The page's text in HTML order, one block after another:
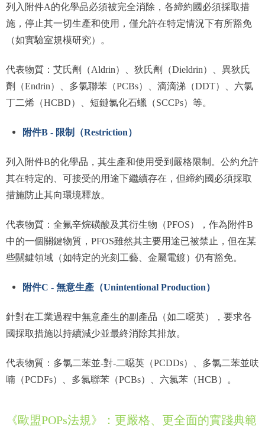
列入附件A的化學品必須被完全消除，各締約國必須採取措
施，停止其一切生產和使用，僅允許在特定情況下有所豁免
（如實驗室規模研究）。
代表物質：艾氏劑（Aldrin）、狄氏劑（Dieldrin）、異狄氏
劑（Endrin）、多氯聯苯（PCBs）、滴滴涕（DDT）、六氯
丁二烯（HCBD）、短鏈氯化石蠟（SCCPs）等。
附件B - 限制（Restriction）
列入附件B的化學品，其生產和使用受到嚴格限制。公約允許
其在特定的、可接受的用途下繼續存在，但締約國必須採取
措施防止其向環境釋放。
代表物質：全氟辛烷磺酸及其衍生物（PFOS），作為附件B
中的一個關鍵物質，PFOS雖然其主要用途已被禁止，但在某
些關鍵領域（如特定的光刻工藝、金屬電鍍）仍有豁免。
附件C - 無意生產（Unintentional Production）
針對在工業過程中無意產生的副產品（如二噁英），要求各
國採取措施以持續減少並最終消除其排放。
代表物質：多氯二苯並-對-二噁英（PCDDs）、多氯二苯並呋
喃（PCDFs）、多氯聯苯（PCBs）、六氯苯（HCB）。
《歐盟POPs法規》：更嚴格、更全面的實踐典範